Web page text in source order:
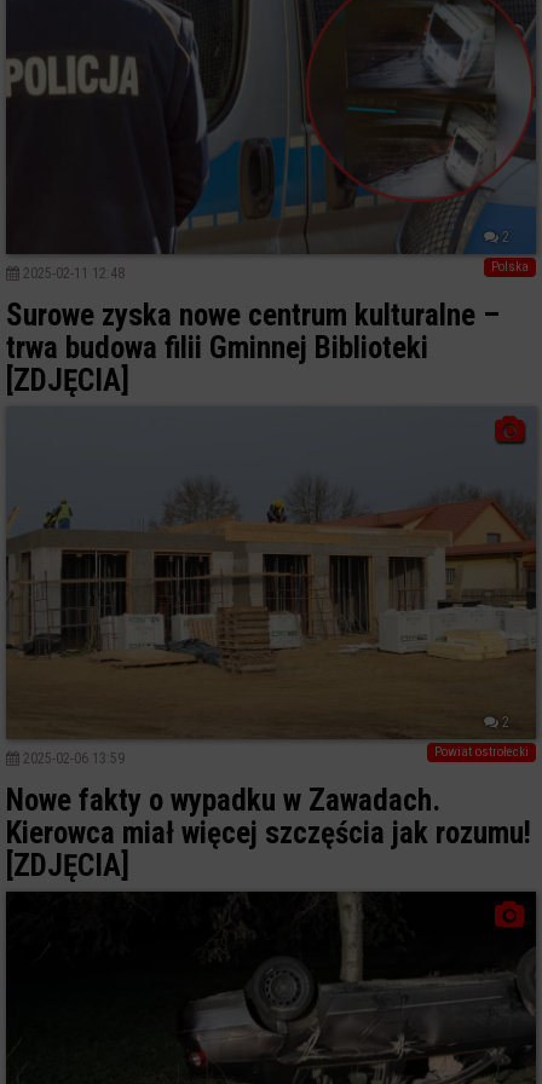
2
Polska
2025-02-11 12:48
Surowe zyska nowe centrum kulturalne –
trwa budowa filii Gminnej Biblioteki
[ZDJĘCIA]
2
Powiat ostrołecki
2025-02-06 13:59
Nowe fakty o wypadku w Zawadach.
Kierowca miał więcej szczęścia jak rozumu!
[ZDJĘCIA]